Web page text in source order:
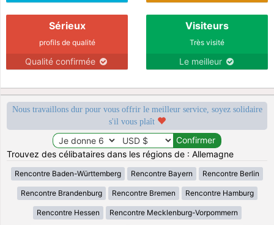
Sérieux
profils de qualité
Qualité confirmée
Visiteurs
Très visité
Le meilleur
Nous travaillons dur pour vous offrir le meilleur service, soyez solidaire
s'il vous plaît
Trouvez des célibataires dans les régions de : Allemagne
Rencontre Baden-Württemberg Rencontre Bayern Rencontre Berlin
Rencontre Brandenburg Rencontre Bremen Rencontre Hamburg
Rencontre Hessen Rencontre Mecklenburg-Vorpommern